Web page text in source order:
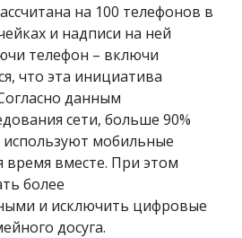
на 100 телефонов в
и надписи на ней
телефон – включи
что эта инициатива
данным
сети, больше 90%
мобильные
вместе. При этом
более
и исключить цифровые
досуга.